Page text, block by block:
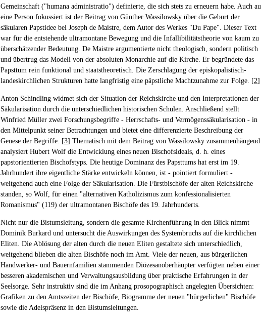
Gemeinschaft ("humana administratio") definierte, die sich stets zu erneuern habe. Auch
eine Person fokussiert ist der Beitrag von Günther Wassilowsky über die Geburt der
säkularen Papstidee bei Joseph de Maistre, dem Autor des Werkes "Du Pape". Dieser Text
war für die entstehende ultramontane Bewegung und die Infallibilitätstheorie von kaum zu
überschätzender Bedeutung. De Maistre argumentierte nicht theologisch, sondern politisch
und übertrug das Modell von der absoluten Monarchie auf die Kirche. Er begründete das
Papsttum rein funktional und staatstheoretisch. Die Zerschlagung der episkopalistisch-
landeskirchlichen Strukturen hatte langfristig eine päpstliche Machtzunahme zur Folge. [2]
Anton Schindling widmet sich der Situation der Reichskirche und den Interpretationen der
Säkularisation durch die unterschiedlichen historischen Schulen. Anschließend stellt
Winfried Müller zwei Forschungsbegriffe - Herrschafts- und Vermögenssäkularisation - in
den Mittelpunkt seiner Betrachtungen und bietet eine differenzierte Beschreibung der
Genese der Begriffe. [3] Thematisch mit dem Beitrag von Wassilowsky zusammenhängend
analysiert Hubert Wolf die Entwicklung eines neuen Bischofsideals, d. h. eines
papstorientierten Bischofstyps. Die heutige Dominanz des Papsttums hat erst im 19.
Jahrhundert ihre eigentliche Stärke entwickeln können, ist - pointiert formuliert -
weitgehend auch eine Folge der Säkularisation. Die Fürstbischöfe der alten Reichskirche
standen, so Wolf, für einen "alternativen Katholizismus zum konfessionalisierten
Romanismus" (119) der ultramontanen Bischöfe des 19. Jahrhunderts.
Nicht nur die Bistumsleitung, sondern die gesamte Kirchenführung in den Blick nimmt
Dominik Burkard und untersucht die Auswirkungen des Systembruchs auf die kirchlichen
Eliten. Die Ablösung der alten durch die neuen Eliten gestaltete sich unterschiedlich,
weitgehend blieben die alten Bischöfe noch im Amt. Viele der neuen, aus bürgerlichen
Handwerker- und Bauernfamilien stammenden Diözesanoberhäupter verfügten neben einer
besseren akademischen und Verwaltungsausbildung über praktische Erfahrungen in der
Seelsorge. Sehr instruktiv sind die im Anhang prosopographisch angelegten Übersichten:
Grafiken zu den Amtszeiten der Bischöfe, Biogramme der neuen "bürgerlichen" Bischöfe
sowie die Adelspräsenz in den Bistumsleitungen.